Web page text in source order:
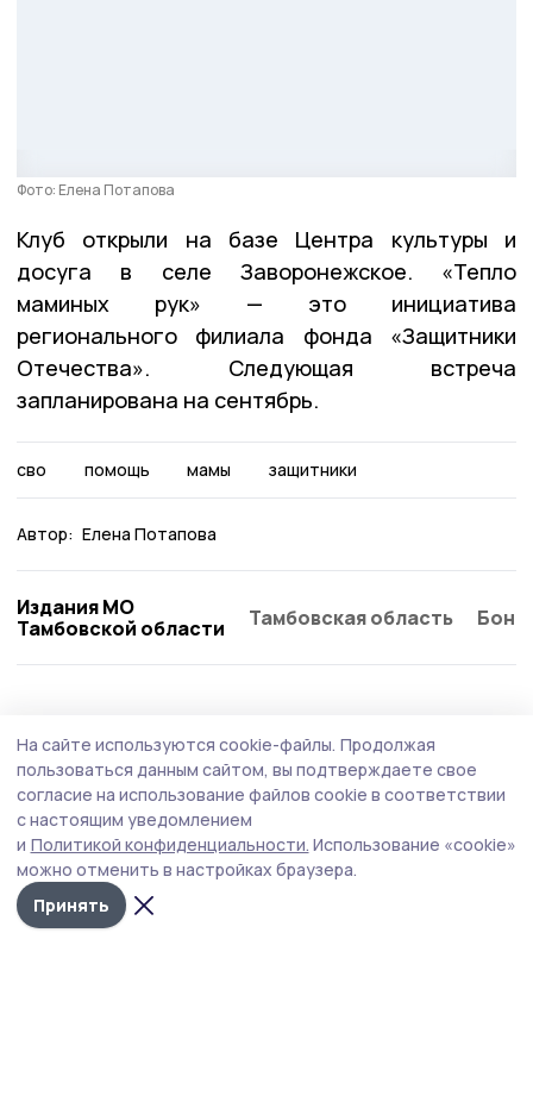
Фото: Елена Потапова
Клуб открыли на базе Центра культуры и
досуга в селе Заворонежское. «Тепло
маминых рук» — это инициатива
регионального филиала фонда «Защитники
Отечества». Следующая встреча
запланирована на сентябрь.
сво помощь мамы защитники
Автор: Елена Потапова
Издания МО
Тамбовской области
Тамбовская область
На сайте используются cookie-файлы. Продолжая
пользоваться данным сайтом, вы подтверждаете свое
согласие на использование файлов cookie в соответствии
с настоящим уведомлением
и Политикой конфиденциальности. Использование «cookie»
можно отменить в настройках браузера.
Принять